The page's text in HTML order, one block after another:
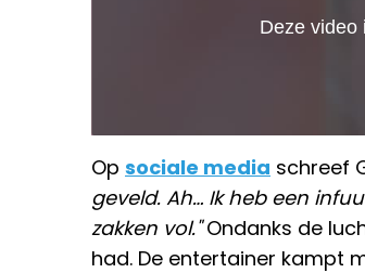
Op sociale media schreef
geveld. Ah… Ik heb een
zakken vol."Ondanks de
had. De entertainer kampt